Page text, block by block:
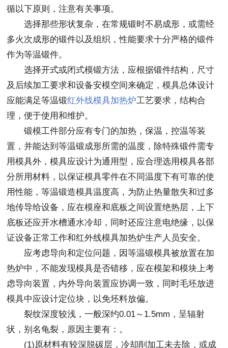
循以下原则，注意有关事项。
选择那些形状复杂，在常规锻时不易成形，或需经
多火次成形的锻件以及组织，性能要求十分严格的锻件
作为等温锻件。
选择开式或闭式模锻方法，应根据锻件结构，尺寸
及后续加工要求和设备安模空间来确定，模具总体设计
应能满足等温锻红外线模具加热炉工艺要求，结构合
理，便于使用和维护。
锻模工件部分应有专门的加热，保温，控温等装
置，并能达到等温锻成形所需的温度，除特殊锻件需专
用模具外，模具应设计为通用型，应合理选用模具各部
分所用材料，以保证模具零件在不同温度下有可靠的使
用性能，等温锻造模具温度高，为防止热量散失和过多
地传导给设备，应在模座和底板之间设置绝热层，上下
底板还应开水槽通水冷却，同时还应注意电绝缘，以保
证设备正常工作和红外线模具加热炉生产人员安全。
应考虑导向和定位问题，因等温锻模具被放置在加
热炉中，不能发现模具是否错移，应在模架和模块上考
虑导向装置，内外导向装置应协调一致，同时毛坯放进
模具中应设计定位块，以免坯料放偏。
裂纹深度较浅，一般深约0.01～1.5mm，呈辐射
状，别名龟裂，原因主要有：。
(1)原材料有较深脱碳层，冷却削加工未去除，或成